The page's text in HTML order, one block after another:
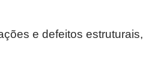
e defeitos